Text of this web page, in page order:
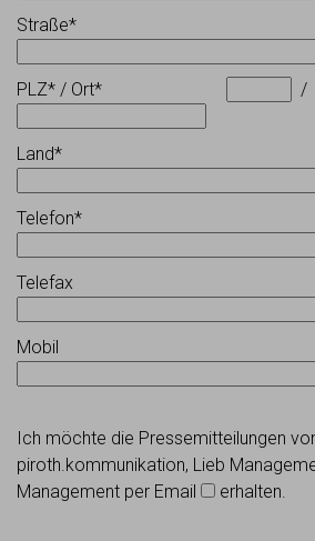
Straße*
PLZ* / Ort* /
Land*
Telefon*
Telefax
Mobil
Ich möchte die Pressemitteilungen
piroth.kommunikation, Lieb
Management per Email
erhalten.